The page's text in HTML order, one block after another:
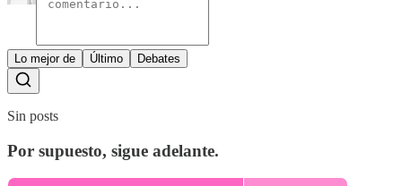
Lo mejor de Último Debates
Sin posts
Por supuesto, sigue adelante.